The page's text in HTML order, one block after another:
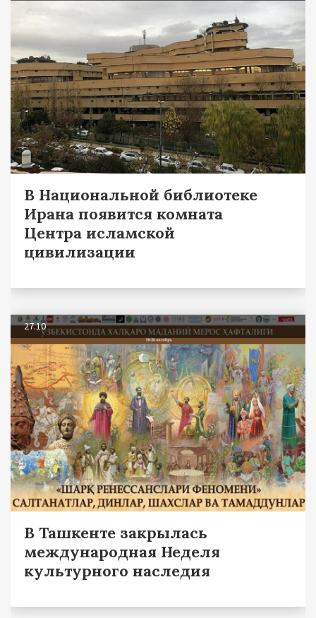
В Национальной библиотеке
Ирана появится комната
Центра исламской
цивилизации
27.10
В Ташкенте закрылась
международная Неделя
культурного наследия